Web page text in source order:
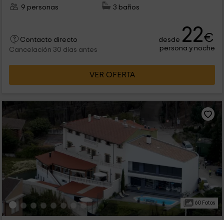
9 personas
3 baños
Contacto directo
Cancelación 30 días antes
desde 22€
persona y noche
VER OFERTA
60 Fotos